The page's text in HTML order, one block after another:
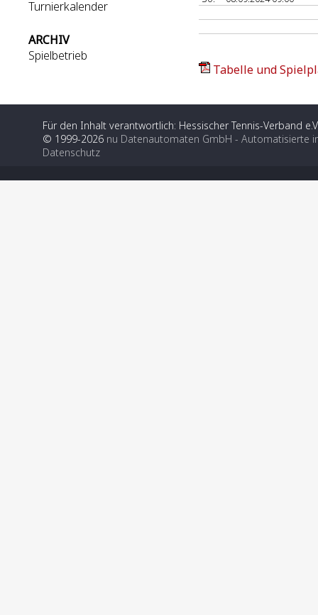
Turnierkalender
ARCHIV
Spielbetrieb
Tabelle und
Für den Inhalt verantwortlich: Hessischer Tennis-Verband
© 1999-2026 nu Datenautomaten GmbH - Automatisierte
Datenschutz